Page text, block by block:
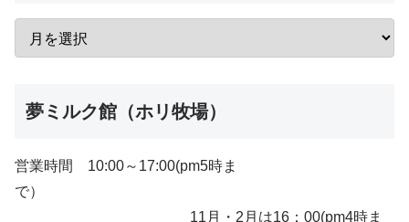
夢ミルク館（ホリ牧場）
営業時間 10:00～17:00(pm5時ま
で）
11月・2月は16：00(pm4時ま